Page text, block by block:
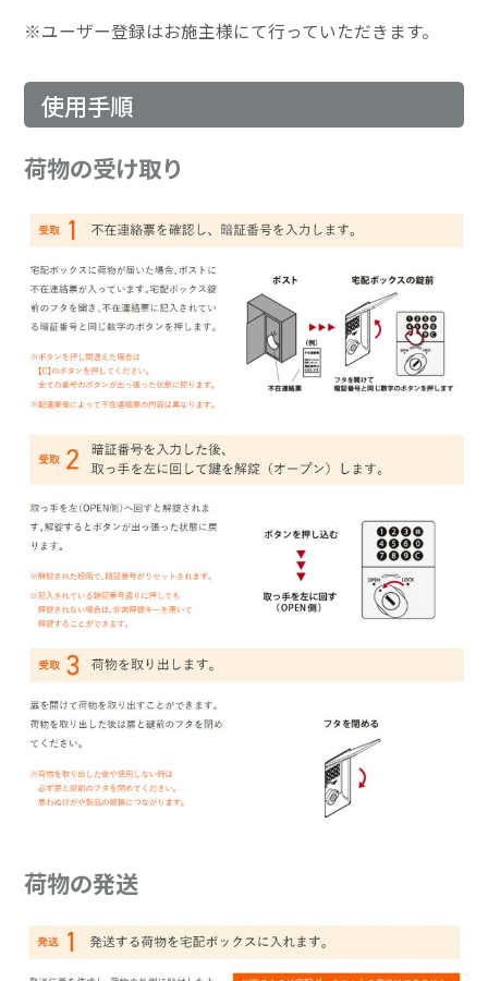
※ユーザー登録はお施主様にて行っていただきます。
使用手順
荷物の受け取り
荷物の発送